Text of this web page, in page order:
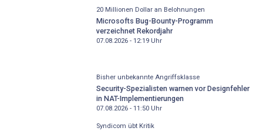
20 Millionen Dollar an Belohnungen
Microsofts Bug-Bounty-Programm
verzeichnet Rekordjahr
07.08.2026 - 12:19Uhr
Bisher unbekannte Angriffsklasse
Security-Spezialisten warnen vor Designfehler
in NAT-Implementierungen
07.08.2026 - 11:50Uhr
Syndicom übt Kritik